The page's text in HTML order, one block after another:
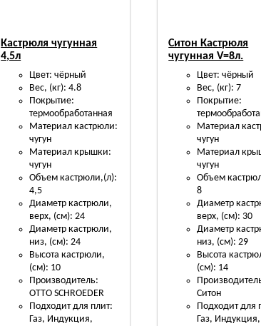
Кастрюля чугунная
4,5л
Цвет: чёрный
Вес, (кг): 4.8
Покрытие:
термообработанная
Материал кастрюли:
чугун
Материал крышки:
чугун
Объем кастрюли,(л):
4,5
Диаметр кастрюли,
верх, (см): 24
Диаметр кастрюли,
низ, (см): 24
Высота кастрюли,
(см): 10
Производитель:
OTTO SCHROEDER
Подходит для плит:
Газ, Индукция,
Ситон Кастрюля
чугунная V=8л.
Цвет: чёрный
Вес, (кг): 7
Покрытие:
Материал
чугун
Материал
чугун
Объем
8
Диаметр
верх, (см): 30
Диаметр
низ, (см): 29
Высота
(см): 14
Ситон
Подходит для
Газ, Индукция,